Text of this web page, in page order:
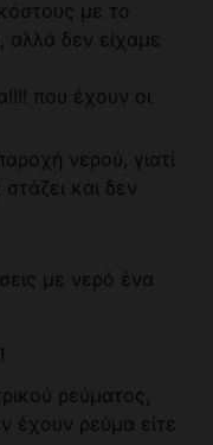
με το
αλλά δεν είχαμε
που έχουν οι
νερού, γιατί
και δεν
με νερό ένα
ρεύματος,
έχουν ρεύμα είτε